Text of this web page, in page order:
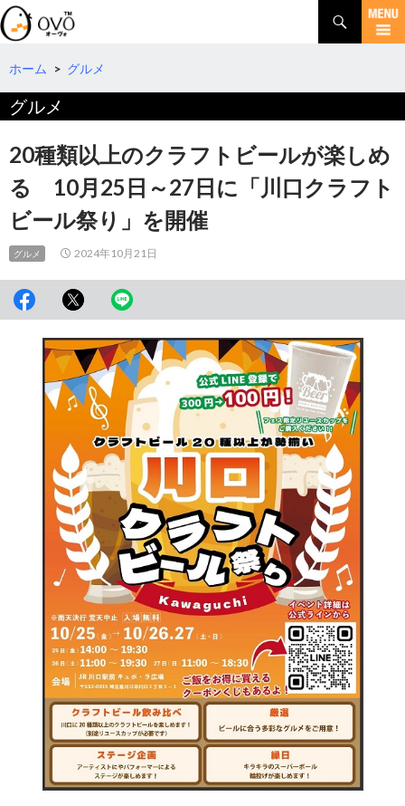
検
索
コ
テ
ツ
へ
動
ホーム > グルメ
グルメ
20種類以上のクラフトビールが楽しめ
る 10月25日～27日に「川口クラフト
ビール祭り」を開催
グルメ 2024年10月21日